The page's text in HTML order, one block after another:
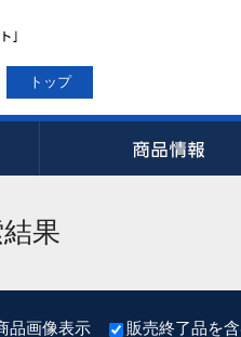
トップ
果
品画像表示 販売終了品を